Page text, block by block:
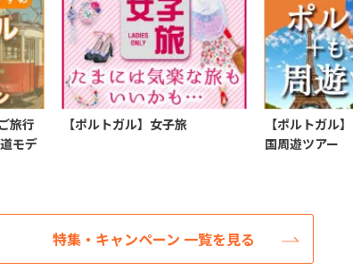
旅行
モデ
【ポルトガル】女子旅
【ポルトガル
国周遊ツアー
特集・キャンペーン 一覧を見る